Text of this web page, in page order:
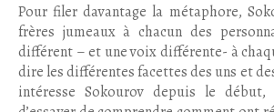
Pour filer davantage la métaphore,
frères jumeaux à chacun des
différent – et une voix différente- à
dire les différentes facettes des uns et
intéresse Sokourov depuis le début,